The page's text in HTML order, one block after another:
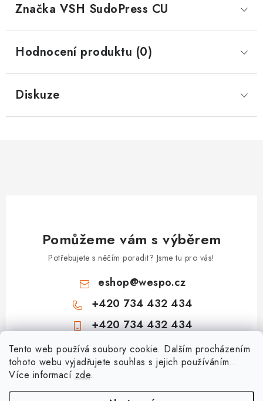
Tento web používá soubory cookie. Dalším procházením
tohoto webu vyjadřujete souhlas s jejich používáním..
Více informací zde.
Značka VSH SudoPress CU
Hodnocení produktu (0)
Diskuze
Pomůžeme vám s výběrem
Potřebujete s něčím poradit? Jsme tu pro vás!
eshop@wespo.cz
+420 734 432 434
+420 734 432 434
Informace pro vás